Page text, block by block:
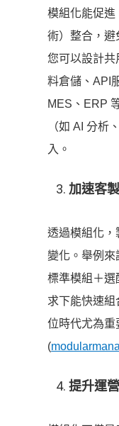
模組化能促進
術）整合，避
您可以設計共
料倉儲、API
MES、ERP
（如 AI 分析
入。
加速客
透過模組化，
變化。舉例來
標準模組＋選
求下能快速
位時代尤為重
(
提升運